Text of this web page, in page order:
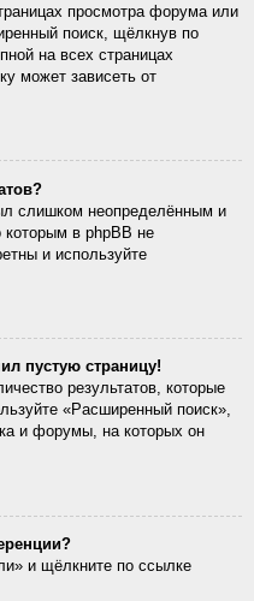
просмотра форума или
поиск, щёлкнув по
на всех страницах
может зависеть от
слишком неопределённым и
в phpBB не
и используйте
пустую страницу!
результатов, которые
«Расширенный поиск»,
и форумы, на которых он
и щёлкните по ссылке